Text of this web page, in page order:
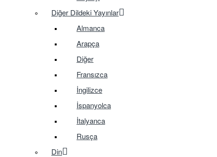
Diğer Dildeki Yayınlar
Almanca
Arapça
Diğer
Fransızca
İngilizce
İspanyolca
İtalyanca
Rusça
Din